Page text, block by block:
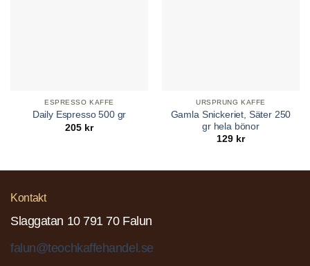
ESPRESSO KAFFE
Daily Espresso 500 gr
205 kr
URSPRUNG KAFFE
Gamla Snickeriet, Säter 250
gr hela bönor
129 kr
Kontakt
Slaggatan 10 791 70 Falun
falun@teochkaffehandel.se